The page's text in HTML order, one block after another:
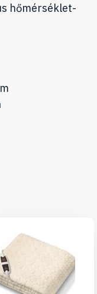
hőmérséklet-